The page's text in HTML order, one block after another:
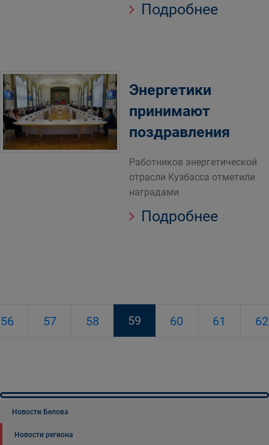
Подробнее
Энергетики
принимают
поздравления
Работников энергетической
отрасли Кузбасса отметили
наградами
Подробнее
56 57 58 59 60 61 62
Новости Белова
Новости региона